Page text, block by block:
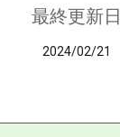
最終更新日
2024/02/21